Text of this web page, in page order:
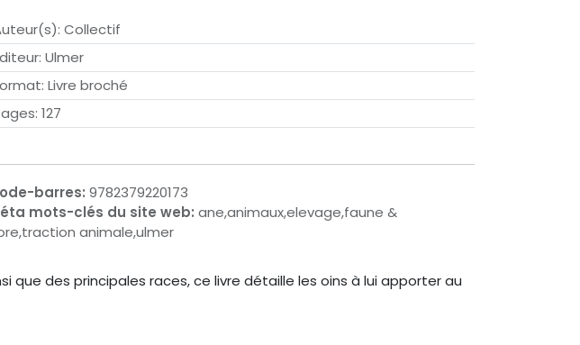
: Collectif
: Ulmer
: Livre broché
: 127
barres: 9782379220173
mots-clés du site web: ane,animaux,elevage,faune &
animale,ulmer
des principales races, ce livre détaille les oins à lui apporter au